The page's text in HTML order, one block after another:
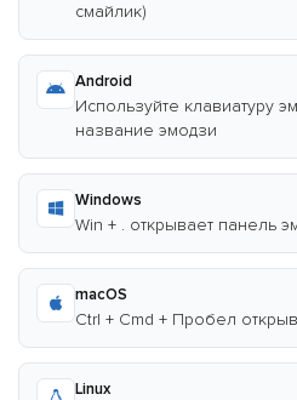
смайлик)
Android
Используйте клавиатуру
название эмодзи
Windows
Win + . открывает панель
macOS
Ctrl + Cmd + Пробел
Linux